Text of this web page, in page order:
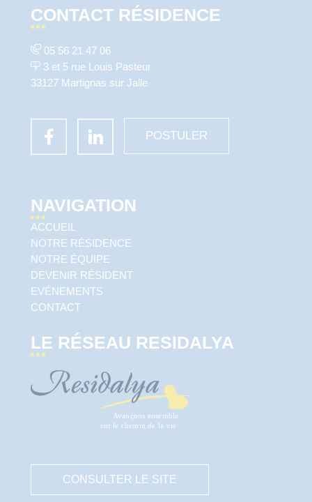
CONTACT RÉSIDENCE
05 56 21 47 06
3 et 5 rue Louis Pasteur
33127 Martignas sur Jalle
POSTULER
NAVIGATION
ACCUEIL
NOTRE RÉSIDENCE
NOTRE ÉQUIPE
DEVENIR RÉSIDENT
EVÉNEMENTS
CONTACT
LE RÉSEAU RESIDALYA
CONSULTER LE SITE